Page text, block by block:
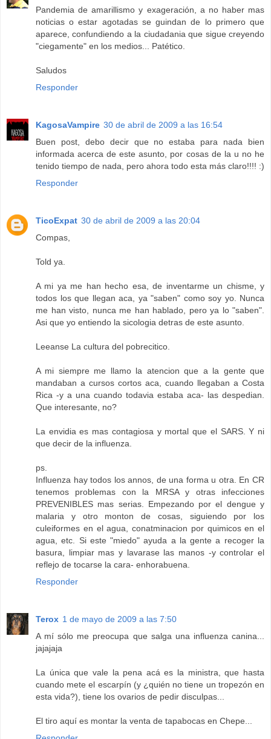
Pandemia de amarillismo y exageración, a no haber mas
noticias o estar agotadas se guindan de lo primero que
aparece, confundiendo a la ciudadania que sigue creyendo
"ciegamente" en los medios... Patético.
Saludos
Responder
KagosaVampire 30 de abril de 2009 a las 16:54
Buen post, debo decir que no estaba para nada bien
informada acerca de este asunto, por cosas de la u no he
tenido tiempo de nada, pero ahora todo esta más claro!!!! :)
Responder
TicoExpat 30 de abril de 2009 a las 20:04
Compas,
Told ya.
A mi ya me han hecho esa, de inventarme un chisme, y
todos los que llegan aca, ya "saben" como soy yo. Nunca
me han visto, nunca me han hablado, pero ya lo "saben".
Asi que yo entiendo la sicologia detras de este asunto.
Leeanse La cultura del pobrecitico.
A mi siempre me llamo la atencion que a la gente que
mandaban a cursos cortos aca, cuando llegaban a Costa
Rica -y a una cuando todavia estaba aca- las despedian.
Que interesante, no?
La envidia es mas contagiosa y mortal que el SARS. Y ni
que decir de la influenza.
ps.
Influenza hay todos los annos, de una forma u otra. En CR
tenemos problemas con la MRSA y otras infecciones
PREVENIBLES mas serias. Empezando por el dengue y
malaria y otro monton de cosas, siguiendo por los
culeiformes en el agua, conatminacion por quimicos en el
agua, etc. Si este "miedo" ayuda a la gente a recoger la
basura, limpiar mas y lavarase las manos -y controlar el
reflejo de tocarse la cara- enhorabuena.
Responder
Terox 1 de mayo de 2009 a las 7:50
A mí sólo me preocupa que salga una influenza canina...
jajajaja
La única que vale la pena acá es la ministra, que hasta
cuando mete el escarpín (y ¿quién no tiene un tropezón en
esta vida?), tiene los ovarios de pedir disculpas...
El tiro aquí es montar la venta de tapabocas en Chepe...